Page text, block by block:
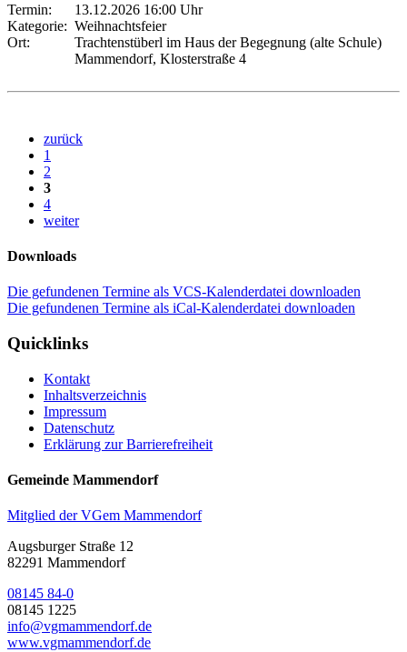
Termin:
13.12.2026 16:00 Uhr
Kategorie: Weihnachtsfeier
Ort:
Trachtenstüberl im Haus der Begegnung (alte Schule)
Mammendorf, Klosterstraße 4
zurück
1
2
3
4
weiter
Downloads
Die gefundenen Termine als VCS-Kalenderdatei downloaden
Die gefundenen Termine als iCal-Kalenderdatei downloaden
Quicklinks
Kontakt
Inhaltsverzeichnis
Impressum
Datenschutz
Erklärung zur Barrierefreiheit
Gemeinde Mammendorf
Mitglied der VGem Mammendorf
Augsburger Straße 12
82291 Mammendorf
08145 84-0
08145 1225
info@vgmammendorf.de
www.vgmammendorf.de